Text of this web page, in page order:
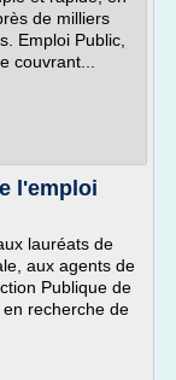
de milliers
Emploi Public,
couvrant...
l'emploi
lauréats de
aux agents de
Publique de
recherche de